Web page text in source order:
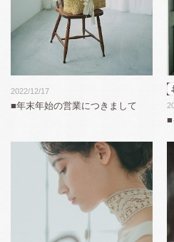
2022/12/17
■年末年始の営業につきまして
■